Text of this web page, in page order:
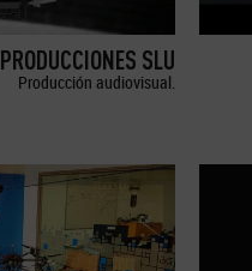
SLU
Producción audiovisual.